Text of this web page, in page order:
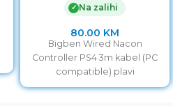
✓ Na zalihi
80.00 KM
Bigben Wired Nacon
Controller PS4 3m kabel (PC
compatible) plavi